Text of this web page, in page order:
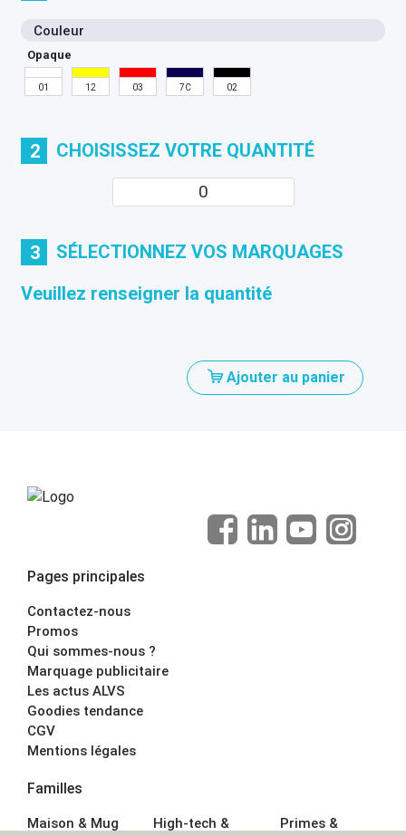
Couleur
Opaque
01 12 03 7C 02
2 CHOISISSEZ VOTRE QUANTITÉ
3
SÉLECTIONNEZ VOS MARQUAGES
Veuillez renseigner la quantité
Ajouter au panier
Pages principales
Contactez-nous
Promos
Qui sommes-nous ?
Marquage publicitaire
Les actus ALVS
Goodies tendance
CGV
Mentions légales
Familles
Maison & Mug
High-tech &
Primes &